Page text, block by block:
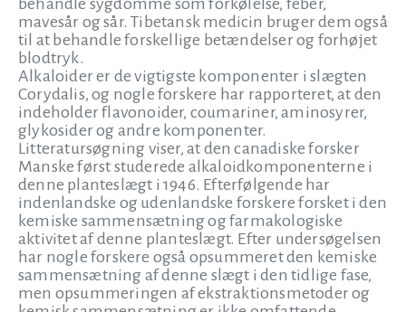
behandle sygdomme som forkølelse, feber,
mavesår og sår. Tibetansk medicin bruger dem også
til at behandle forskellige betændelser og forhøjet
blodtryk.
Alkaloider er de vigtigste komponenter i slægten
Corydalis, og nogle forskere har rapporteret, at den
indeholder flavonoider, coumariner, aminosyrer,
glykosider og andre komponenter.
Litteratursøgning viser, at den canadiske forsker
Manske først studerede alkaloidkomponenterne i
denne planteslægt i 1946. Efterfølgende har
indenlandske og udenlandske forskere forsket i den
kemiske sammensætning og farmakologiske
aktivitet af denne planteslægt. Efter undersøgelsen
har nogle forskere også opsummeret den kemiske
sammensætning af denne slægt i den tidlige fase,
men opsummeringen af ekstraktionsmetoder og